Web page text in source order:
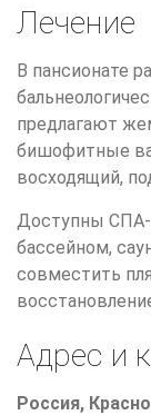
Лечение
В пансионате
предлагают
бишофитные
восходящий,
Доступны
бассейном,
совместить
Адрес и
Россия,